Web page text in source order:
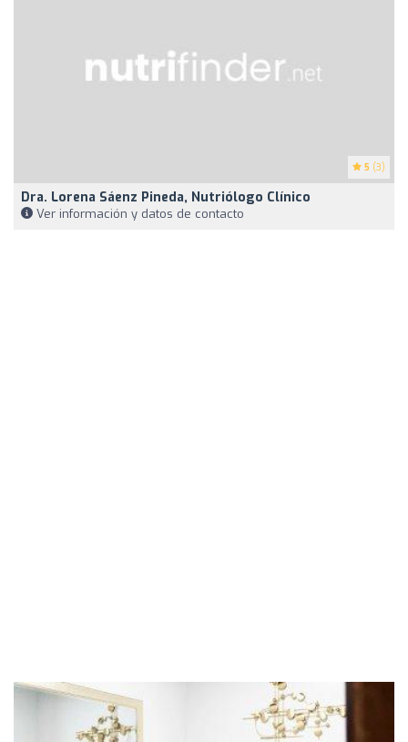
5 (3)
Dra. Lorena Sáenz Pineda, Nutriólogo Clínico
Ver información y datos de contacto